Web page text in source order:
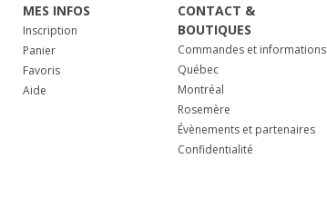
MES INFOS
Inscription
Panier
Favoris
Aide
CONTACT &
BOUTIQUES
Commandes et informations
Québec
Montréal
Rosemère
Évènements et partenaires
Confidentialité